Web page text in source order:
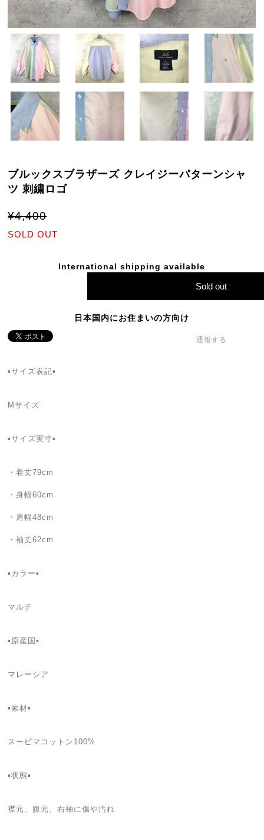
ブルックスブラザーズ クレイジーパターンシャ
ツ 刺繍ロゴ
¥4,400
SOLD OUT
International shipping available
Sold out
日本国内にお住まいの方向け
通報する
▪️サイズ表記▪
Mサイズ
▪️サイズ実寸▪️
・着丈79cm
・身幅60cm
・肩幅48cm
・袖丈62cm
▪カラー▪
マルチ
▪️原産国▪
マレーシア
▪️素材▪
スーピマコットン100%
▪️状態▪️
襟元、腹元、右袖に傷や汚れ